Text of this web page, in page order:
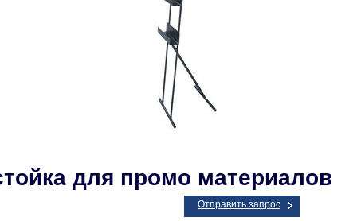
для промо материалов
Отправить запрос